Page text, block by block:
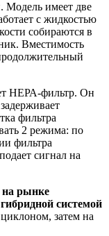
Модель имеет две
с жидкостью
собираются в
Вместимость
НЕРА-фильтр. Он
фильтра
2 режима: по
фильтра
сигнал на
на рынке
системой
затем на